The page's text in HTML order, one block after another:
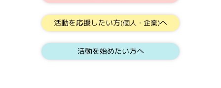
活動を応援したい方(個人・企業)へ
活動を始めたい方へ